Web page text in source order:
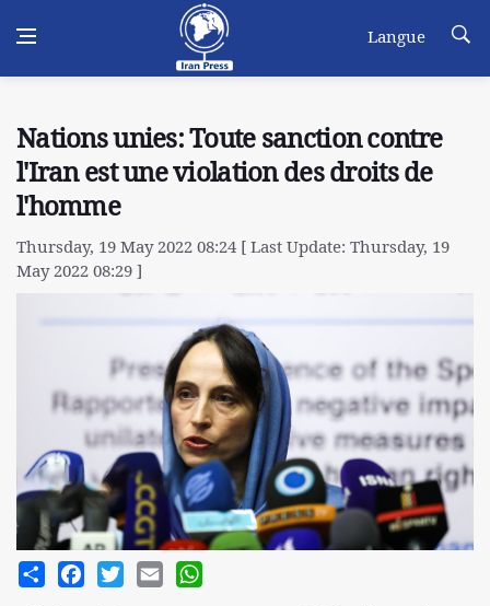
Langue
Nations unies: Toute sanction contre
l'Iran est une violation des droits de
l'homme
Thursday, 19 May 2022 08:24 [ Last Update: Thursday, 19
May 2022 08:29 ]
Share FacebookTwitterEmail